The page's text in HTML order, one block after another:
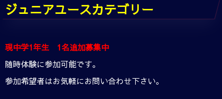
ジュニアユースカテゴリー
現中学1年生 1名追加募集中
随時体験に参加可能です。
参加希望者はお気軽にお問い合わせ下さい。